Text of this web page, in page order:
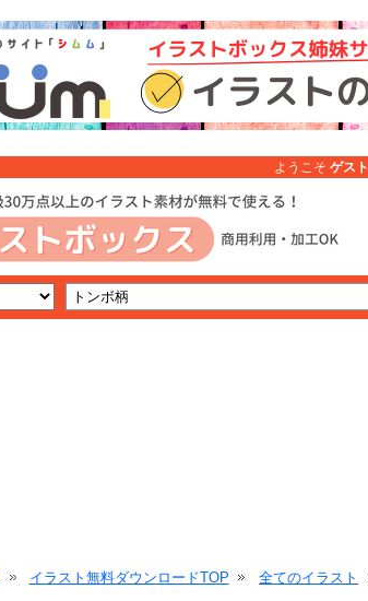
ようこそ ゲスト
イラスト無料ダウンロードTOP 全てのイラスト